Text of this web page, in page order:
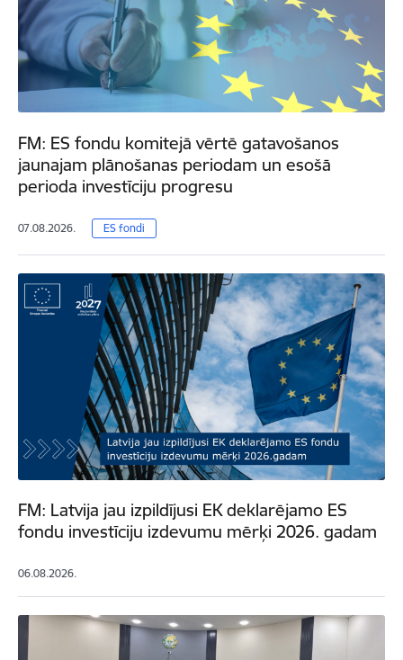
FM: ES fondu komitejā vērtē gatavošanos
jaunajam plānošanas periodam un esošā
perioda investīciju progresu
07.08.2026. ES fondi
FM: Latvija jau izpildījusi EK deklarējamo ES
fondu investīciju izdevumu mērķi 2026. gadam
06.08.2026.